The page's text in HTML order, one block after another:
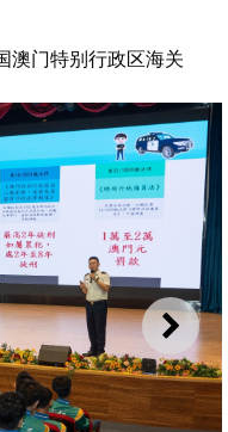
澳门特别行政区海关
下一